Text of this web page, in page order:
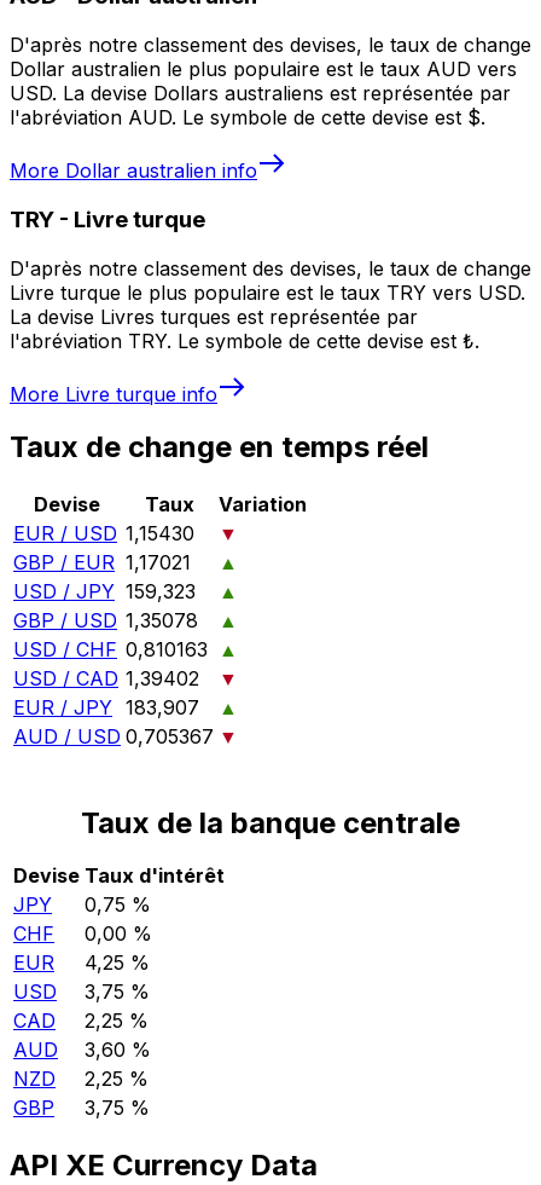
D'après notre classement des devises, le taux de change
Dollar australien le plus populaire est le taux AUD vers
USD. La devise Dollars australiens est représentée par
l'abréviation AUD. Le symbole de cette devise est $.
More Dollar australien info
TRY - Livre turque
D'après notre classement des devises, le taux de change
Livre turque le plus populaire est le taux TRY vers USD.
La devise Livres turques est représentée par
l'abréviation TRY. Le symbole de cette devise est ₺.
More Livre turque info
Taux de change en temps réel
Devise Taux
Variation
EUR / USD 1,15430
▼
GBP / EUR 1,17021
▲
USD / JPY 159,323
▲
GBP / USD 1,35078
▲
USD / CHF 0,810163
▲
USD / CAD 1,39402
▼
EUR / JPY 183,907
▲
AUD / USD 0,705367 ▼
Taux de la banque centrale
Devise Taux d'intérêt
JPY
0,75 %
CHF
0,00 %
EUR
4,25 %
USD
3,75 %
CAD
2,25 %
AUD
3,60 %
NZD
2,25 %
GBP
3,75 %
API XE Currency Data